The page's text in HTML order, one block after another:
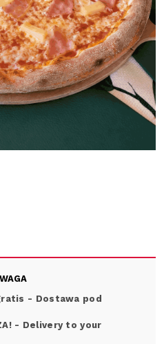
- Dostawa pod
- Delivery to your